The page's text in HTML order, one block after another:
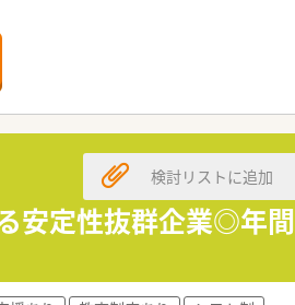
、プライベートの時間も確保で
用しています。
な方を歓迎しています。
最適な求人です。
併設など多様な薬局形態を持つ
成長が見込める企業です。
療への貢献度が高いことが大き
安定性抜群企業◎年間
検討リストに追加